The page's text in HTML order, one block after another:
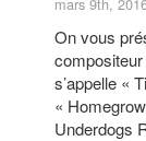
On vous
s’appelle «
«
Underdogs